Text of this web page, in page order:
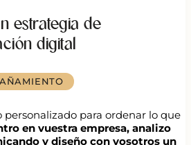
estrategia de
digital
para ordenar lo que
en vuestra empresa, analizo
y diseño con vosotros un